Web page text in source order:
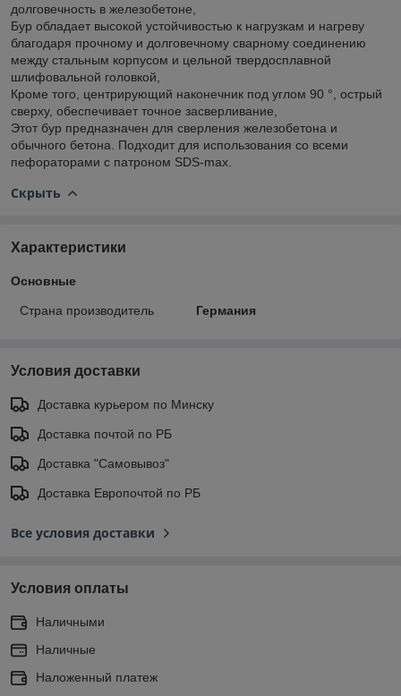
долговечность в железобетоне,
Бур обладает высокой устойчивостью к нагрузкам и нагреву
благодаря прочному и долговечному сварному соединению
между стальным корпусом и цельной твердосплавной
шлифовальной головкой,
Кроме того, центрирующий наконечник под углом 90 °, острый
сверху, обеспечивает точное засверливание,
Этот бур предназначен для сверления железобетона и
обычного бетона. Подходит для использования со всеми
пефораторами с патроном SDS-max.
Скрыть
Характеристики
Основные
Страна производитель Германия
Условия доставки
Доставка курьером по Минску
Доставка почтой по РБ
Доставка "Самовывоз"
Доставка Европочтой по РБ
Все условия доставки
Условия оплаты
Наличными
Наличные
Наложенный платеж